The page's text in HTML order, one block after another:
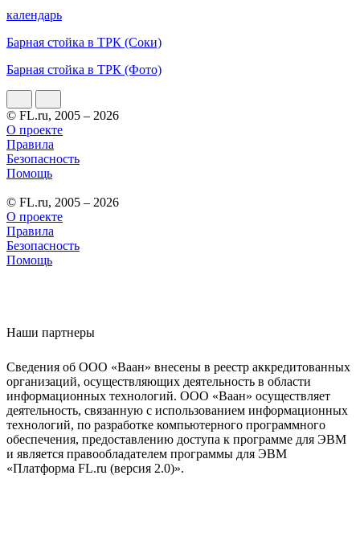
календарь
Барная стойка в ТРК (Соки)
Барная стойка в ТРК (Фото)
© FL.ru, 2005 – 2026
О проекте
Правила
Безопасность
Помощь
© FL.ru, 2005 – 2026
О проекте
Правила
Безопасность
Помощь
Наши партнеры
Сведения об ООО «Ваан» внесены в реестр аккредитованных
организаций, осуществляющих деятельность в области
информационных технологий. ООО «Ваан» осуществляет
деятельность, связанную с использованием информационных
технологий, по разработке компьютерного программного
обеспечения, предоставлению доступа к программе для ЭВМ
и является правообладателем программы для ЭВМ
«Платформа FL.ru (версия 2.0)».